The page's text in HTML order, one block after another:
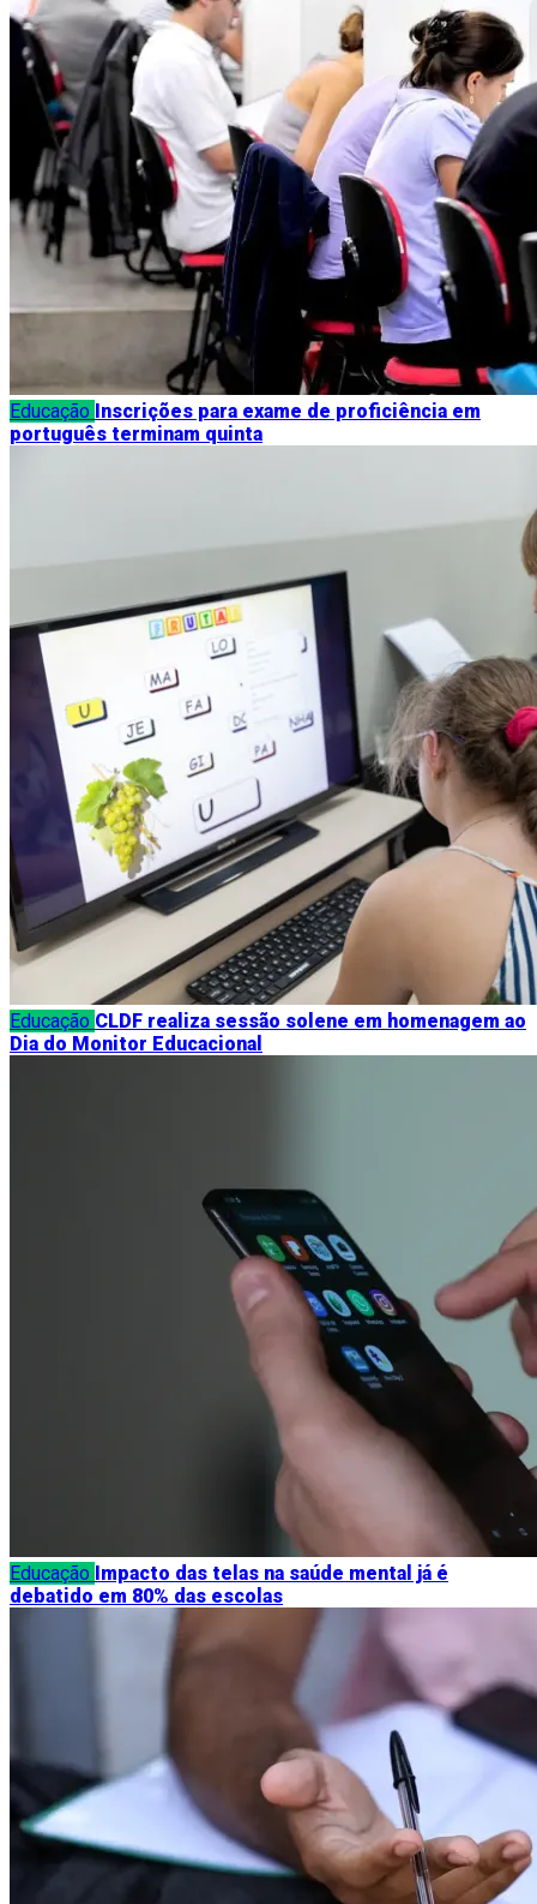
Educação Inscrições para exame de proficiência em
português terminam quinta
Educação CLDF realiza sessão solene em homenagem ao
Dia do Monitor Educacional
Educação Impacto das telas na saúde mental já é
debatido em 80% das escolas